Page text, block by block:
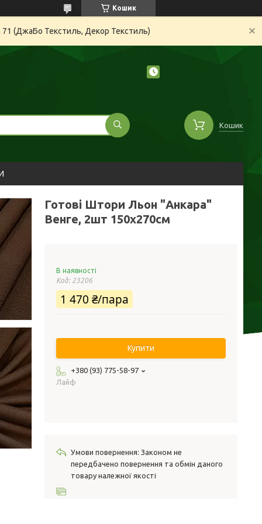
Кошик
71 (ДжаБо Текстиль, Декор Текстиль)
Кошик
Готові Штори Льон "Анкара"
Венге, 2шт 150х270см
В наявності
Код: 23206
1 470 ₴/пара
Купити
+380 (93) 775-58-97
Лайф
Законом не
передбачено повернення та обмін даного
товару належної якості